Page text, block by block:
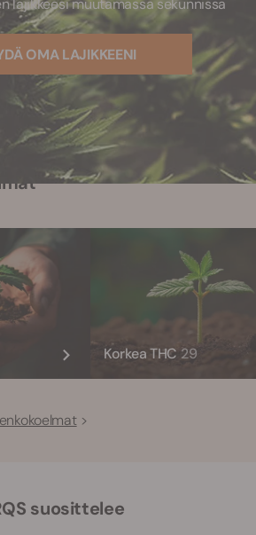
lajikkeesi muutamassa sekunnissa
OMA LAJIKKEENI
Korkea THC 29
suosittelee